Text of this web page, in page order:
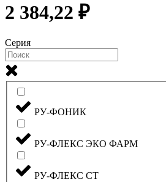
2 384,22 ₽
Серия
РУ-ФОНИК
РУ-ФЛЕКС ЭКО ФАРМ
РУ-ФЛЕКС СТ